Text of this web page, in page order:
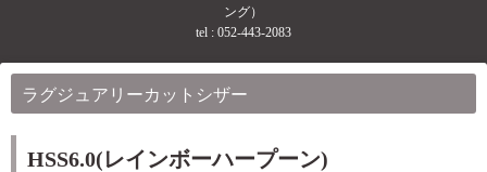
ング）
tel : 052-443-2083
ラグジュアリーカットシザー
HSS6.0(レインボーハープーン)